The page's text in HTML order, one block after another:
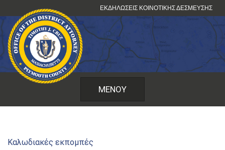
στο
περιεχόμενο
ΕΚΔΗΛΏΣΕΙΣ ΚΟΙΝΟΤΙΚΉΣ ΔΈΣΜΕΥΣΗΣ
ΜΕΝΟΎ
Καλωδιακές εκπομπές